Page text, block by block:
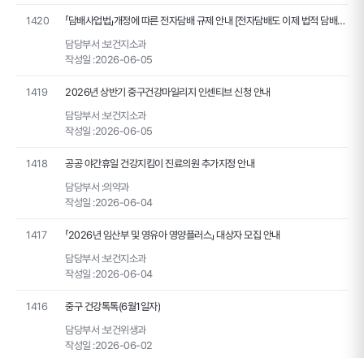
1420
「담배사업법」개정에 따른 전자담배 규제 안내 [전자담배도 이제 법적 담배입니다]
담당부서 :보건지소과
작성일 :2026-06-05
1419
2026년 상반기 중구건강마일리지 인센티브 신청 안내
담당부서 :보건지소과
작성일 :2026-06-05
1418
공공 야간휴일 건강지킴이 진료의원 추가지정 안내
담당부서 :의약과
작성일 :2026-06-04
1417
「2026년 임산부 및 영유아 영양플러스」 대상자 모집 안내
담당부서 :보건지소과
작성일 :2026-06-04
1416
중구 건강톡톡(6월1일자)
담당부서 :보건위생과
작성일 :2026-06-02